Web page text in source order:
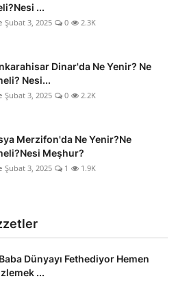
...
Şubat 3, 2025 0 2.3K
Dinar'da Ne Yenir? Ne
Nesi...
Şubat 3, 2025 0 2.2K
Merzifon'da Ne Yenir?Ne
Meşhur?
Şubat 3, 2025 1 1.9K
Dünyayı Fethediyor Hemen
...